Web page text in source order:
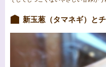
新玉葱（タマネギ）と